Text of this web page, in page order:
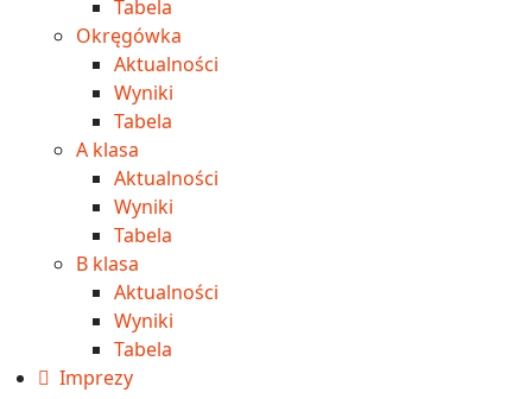
Tabela
Okręgówka
Aktualności
Wyniki
Tabela
A klasa
Aktualności
Wyniki
Tabela
B klasa
Aktualności
Wyniki
Tabela
Imprezy